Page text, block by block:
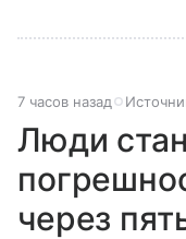
7 часов назад
Люди
через